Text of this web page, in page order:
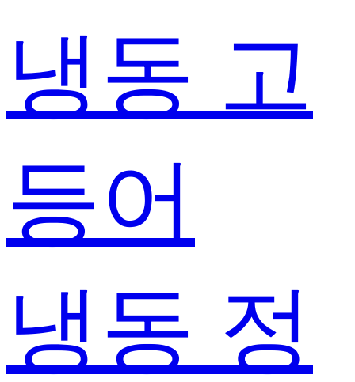
냉동 고
등어
냉동 정